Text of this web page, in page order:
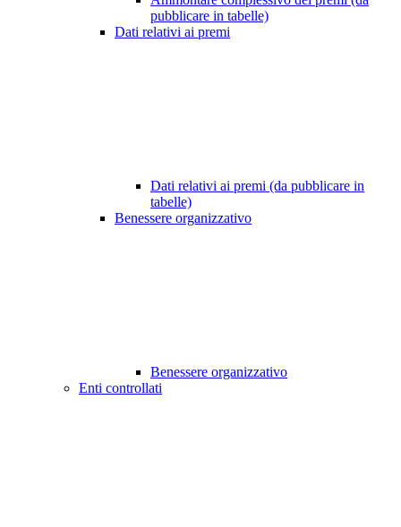
pubblicare in tabelle)
Dati relativi ai premi
Dati relativi ai premi (da pubblicare in
tabelle)
Benessere organizzativo
Benessere organizzativo
Enti controllati